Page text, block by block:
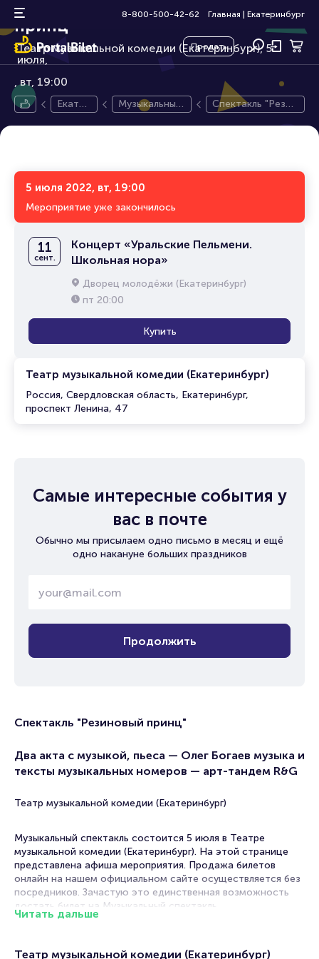
8-800-500-42-62 Главная Екатеринбург
Продать
Спектакль "Резиновый
принц"
Театр музыкальной комедии (Екатеринбург), 5
июля,
18+
вт, 19:00
Екатер
Музыкальный
Спектакль "Резин
5 июля 2022, вт, 19:00
Мероприятие уже закончилось
Театр музыкальной комедии (Екатеринбург)
Россия, Свердловская область, Екатеринбург,
проспект Ленина, 47
11
сент.
Концерт «Уральские Пельмени.
Школьная нора»
Дворец молодёжи (Екатеринбург)
пт 20:00
Купить
Самые интересные события у
вас в почте
Обычно мы присылаем одно письмо в месяц и ещё
одно накануне больших праздников
Продолжить
Спектакль "Резиновый принц"
Два акта с музыкой, пьеса — Олег Богаев музыка и
тексты музыкальных номеров — арт-тандем R&G
Театр музыкальной комедии (Екатеринбург)
Музыкальный спектакль состоится 5 июля в Театре
музыкальной комедии (Екатеринбург). На этой странице
представлена афиша мероприятия. Продажа билетов
онлайн на нашем официальном сайте осуществляется без
посредников. Зачастую это единственная возможность
достать билет на Музыкальный спектакль.
Читать дальше
Театр музыкальной комедии (Екатеринбург)